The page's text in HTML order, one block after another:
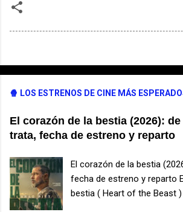
🍿 LOS ESTRENOS DE CINE MÁS
El corazón de la bestia (2026):
trata, fecha de estreno y reparto
El corazón de la bestia
fecha de estreno y reparto
bestia ( Heart of the Beast